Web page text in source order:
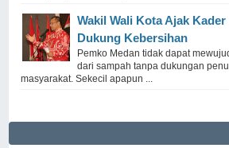
Wakil Wali Kota Ajak
Dukung Kebersihan
Pemko Medan tidak dapat
dari sampah tanpa dukungan
masyarakat. Sekecil apapun ...